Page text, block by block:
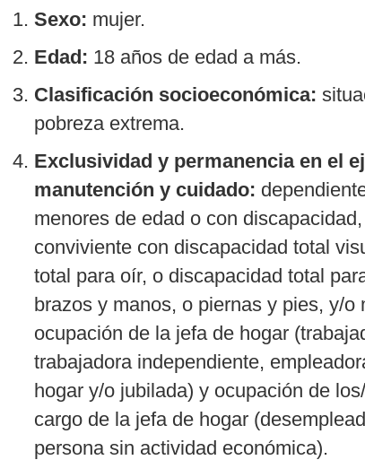
Sexo: mujer.
Edad: 18 años de edad a más.
Clasificación socioeconómica:
pobreza extrema.
Exclusividad y permanencia en el
manutención y cuidado:
menores de edad o con
conviviente con discapacidad total
total para oír, o discapacidad total
brazos y manos, o piernas y pies, y/o
ocupación de la jefa de hogar
trabajadora independiente,
hogar y/o jubilada) y ocupación de
cargo de la jefa de hogar
persona sin actividad económica).